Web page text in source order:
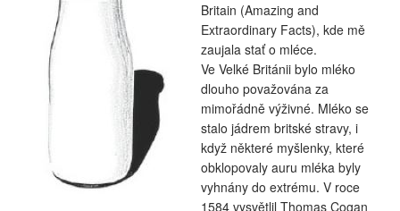
Britain (Amazing and
Extraordinary Facts), kde mě
zaujala stať o mléce.
Ve Velké Británii bylo mléko
dlouho považována za
mimořádně výživné. Mléko se
stalo jádrem britské stravy, i
když některé myšlenky, které
obklopovaly auru mléka byly
vyhnány do extrému. V roce
1584 vysvětlil Thomas Cogan